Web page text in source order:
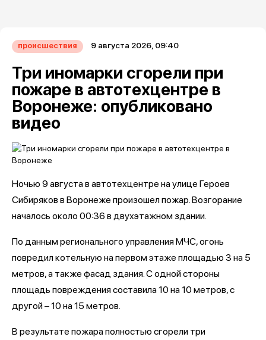
происшествия 9 августа 2026, 09:40
Три иномарки сгорели при
пожаре в автотехцентре в
Воронеже: опубликовано
видео
Ночью 9 августа в автотехцентре на улице Героев
Сибиряков в Воронеже произошел пожар. Возгорание
началось около 00:36 в двухэтажном здании.
По данным регионального управления МЧС, огонь
повредил котельную на первом этаже площадью 3 на 5
метров, а также фасад здания. С одной стороны
площадь повреждения составила 10 на 10 метров, с
другой – 10 на 15 метров.
В результате пожара полностью сгорели три